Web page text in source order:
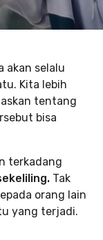
akan selalu
Kita lebih
tentang
bisa
terkadang
Tak
orang lain
yang terjadi.